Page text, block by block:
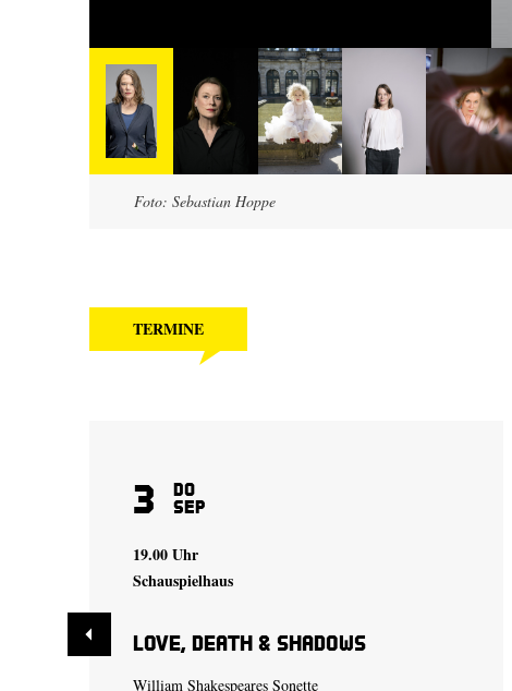
Foto: Sebastian Hoppe
TERMINE
3 Do
Sep
19.00 Uhr
Schauspielhaus
Love, Death & Shadows
William Shakespeares Sonette